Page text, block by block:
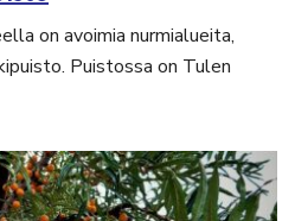
on avoimia nurmialueita,
Puistossa on Tulen